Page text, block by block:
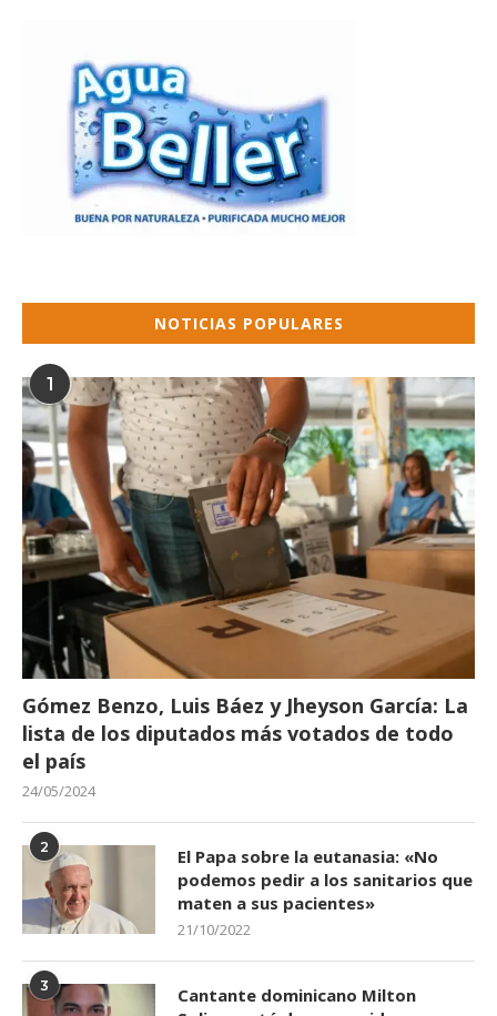
NOTICIAS POPULARES
1
Gómez Benzo, Luis Báez y Jheyson García: La
lista de los diputados más votados de todo
el país
24/05/2024
2
El Papa sobre la eutanasia: «No
podemos pedir a los sanitarios que
maten a sus pacientes»
21/10/2022
3
Cantante dominicano Milton